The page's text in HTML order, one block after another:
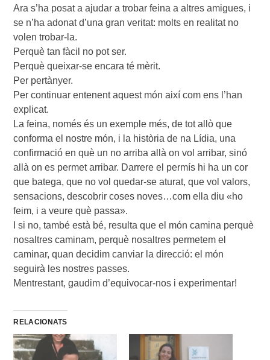
Ara s’ha posat a ajudar a trobar feina a altres amigues, i
se n’ha adonat d’una gran veritat: molts en realitat no
volen trobar-la.
Perquè tan fàcil no pot ser.
Perquè queixar-se encara té mèrit.
Per pertànyer.
Per continuar entenent aquest món així com ens l’han
explicat.
La feina, només és un exemple més, de tot allò que
conforma el nostre món, i la història de na Lídia, una
confirmació en què un no arriba allà on vol arribar, sinó
allà on es permet arribar. Darrere el permís hi ha un cor
que batega, que no vol quedar-se aturat, que vol valors,
sensacions, descobrir coses noves…com ella diu «ho
feim, i a veure què passa».
I si no, també està bé, resulta que el món camina perquè
nosaltres caminam, perquè nosaltres permetem el
caminar, quan decidim canviar la direcció: el món
seguirà les nostres passes.
Mentrestant, gaudim d’equivocar-nos i experimentar!
RELACIONATS